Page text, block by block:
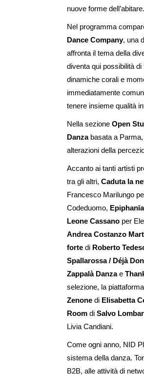
nuove forme dell’abitare.
Nel programma
Dance Company, una
affronta il tema della
diventa qui possibilità
dinamiche corali e
immediatamente
tenere insieme qualità
Nella sezione Open
Danzabasata a Parma,
alterazioni della
Accanto ai tanti artisti
tra gli altri, Caduta la
Francesco Marilungo
Codeduomo,
Leone Cassano per
Andrea Costanzo
forte di Roberto
Spallarossa / Déjà
Zappalà Danzae
selezione, la
Zenone di Elisabetta
Room di Salvo
Livia Candiani.
Come ogni anno, NID
sistema della danza.
B2B, alle attività di